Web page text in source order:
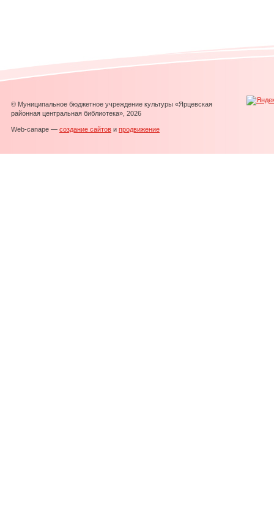
© Муниципальное бюджетное учреждение культуры «Ярцевская
районная центральная библиотека», 2026
Web-canape — создание сайтов и продвижение